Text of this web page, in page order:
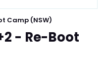
Camp (NSW)
- Re-Boot